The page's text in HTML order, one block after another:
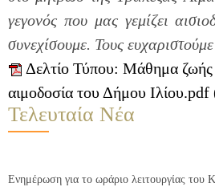
γεγονός που μας γεμίζει
συνεχίσουμε. Τους
Δελτίο Τύπου: Μάθημα ζωής
αιμοδοσία του Δήμου
Τελευταία Νέα
Ενημέρωση για το ωράριο λειτουργίας